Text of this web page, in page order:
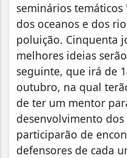
seminários
dos oceanos e dos
poluição. Cinquenta
melhores ideias
seguinte, que irá de
outubro, na qual
de ter um mentor
desenvolvimento
participarão de
defensores de cada